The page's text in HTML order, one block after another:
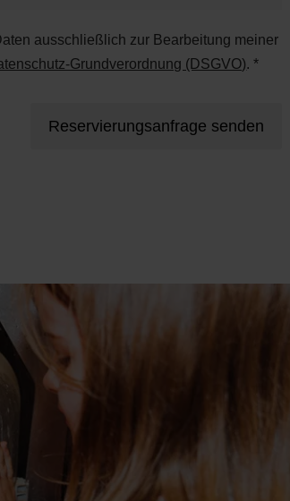
ausschließlich zur Bearbeitung meiner
Grundverordnung (DSGVO). *
Reservierungsanfrage senden